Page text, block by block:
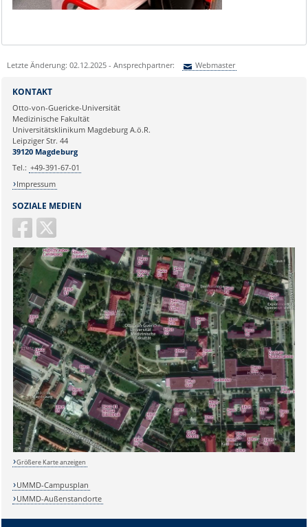
Letzte Änderung: 02.12.2025 - Ansprechpartner: Webmaster
Ihre E-Mailadresse:
Ihr Anliegen:
Sicherheitsabfrage:
SOZIALE MEDIEN
KONTAKT
Otto-von-Guericke-Universität
Medizinische Fakultät
Universitätsklinikum Magdeburg A.ö.R.
Leipziger Str. 44
39120 Magdeburg
Tel.: +49-391-67-01
Impressum
Größere Karte anzeigen
UMMD-Campusplan
UMMD-Außenstandorte